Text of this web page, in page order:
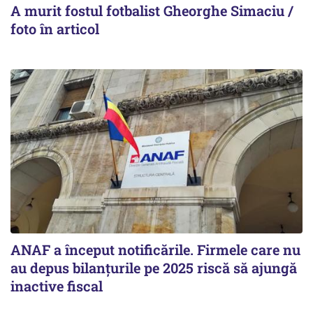
A murit fostul fotbalist Gheorghe Simaciu /
foto în articol
ANAF a început notificările. Firmele care nu
au depus bilanțurile pe 2025 riscă să ajungă
inactive fiscal